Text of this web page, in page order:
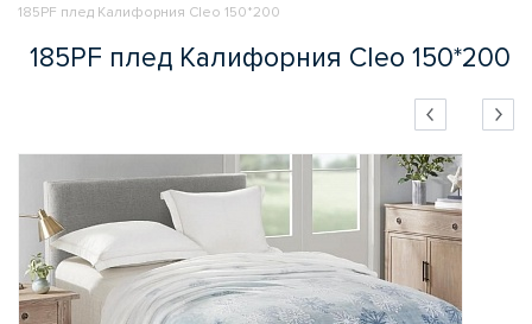
185PF плед Калифорния Cleo 150*200
185PF плед Калифорния Cleo 150*200